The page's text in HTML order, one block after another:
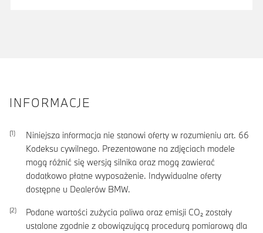
INFORMACJE
Niniejsza informacja nie stanowi oferty w rozumieniu art. 66
Kodeksu cywilnego. Prezentowane na zdjęciach modele
mogą różnić się wersją silnika oraz mogą zawierać
dodatkowo płatne wyposażenie. Indywidualne oferty
dostępne u Dealerów BMW.
Podane wartości zużycia paliwa oraz emisji CO₂ zostały
ustalone zgodnie z obowiązującą procedurą pomiarową dla